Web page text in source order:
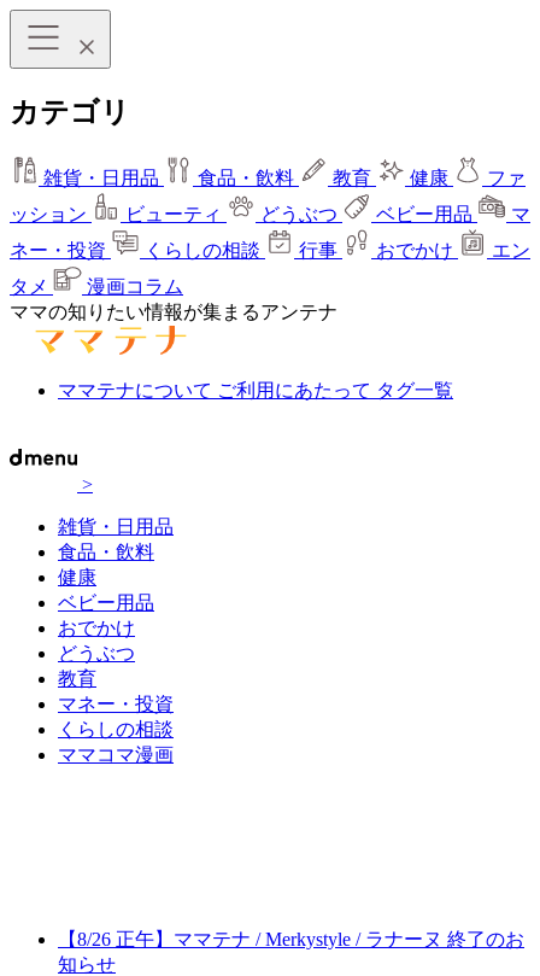
カテゴリ
雑貨・日用品 食品・飲料 教育 健康
ファ
ッション
ビューティ どうぶつ ベビー用品
マ
ネー・投資
くらしの相談 行事 おでかけ
エン
タメ
漫画コラム
ママの知りたい情報が集まるアンテナ
ママテナについて ご利用にあたって タグ一覧
>
雑貨・日用品
食品・飲料
健康
ベビー用品
おでかけ
どうぶつ
教育
マネー・投資
くらしの相談
ママコマ漫画
【8/26 正午】ママテナ / Merkystyle / ラナーヌ 終了のお
知らせ